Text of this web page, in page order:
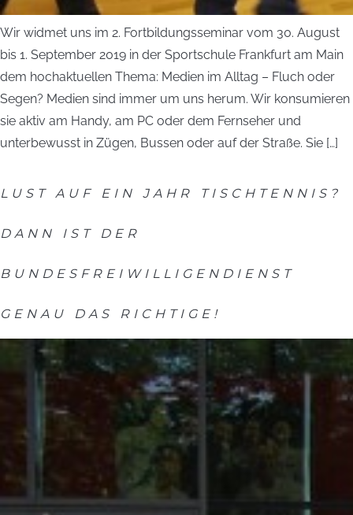
Wir widmet uns im 2. Fort­bildungsseminar vom 30. August
bis 1. September 2019 in der Sportschule Frankfurt am Main
dem hochaktuellen Thema: Medien im Alltag – Fluch oder
Segen? Medien sind immer um uns herum. Wir konsumieren
sie aktiv am Handy, am PC oder dem Fernseher und
unterbewusst in Zügen, Bussen oder auf der Straße. Sie […]
LUST AUF EIN JAHR TISCHTENNIS?
DANN IST DER
BUNDESFREIWILLIGENDIENST
GENAU DAS RICHTIGE!